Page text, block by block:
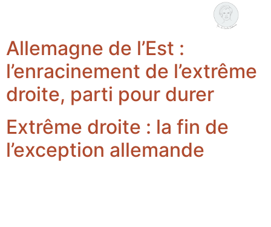
Allemagne de l’Est :
l’enracinement de l’extrême
droite, parti pour durer
Extrême droite : la fin de
l’exception allemande